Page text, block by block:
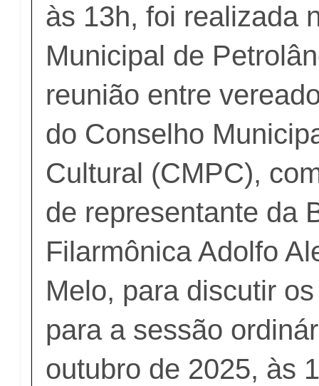
às 13h, foi realizada
Municipal de
reunião entre
do Conselho
Cultural (CMPC),
de representante da
Filarmônica Adolfo
Melo, para discutir
para a sessão
outubro de 2025, às